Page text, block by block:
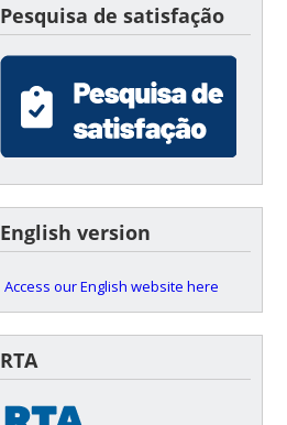
Pesquisa de satisfação
English version
Access our English website here
RTA